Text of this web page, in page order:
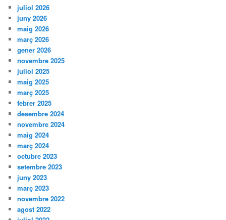
juliol 2026
juny 2026
maig 2026
març 2026
gener 2026
novembre 2025
juliol 2025
maig 2025
març 2025
febrer 2025
desembre 2024
novembre 2024
maig 2024
març 2024
octubre 2023
setembre 2023
juny 2023
març 2023
novembre 2022
agost 2022